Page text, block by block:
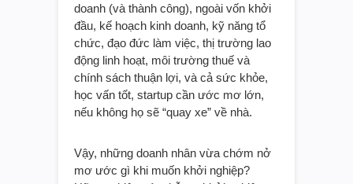
doanh (và thành công), ngoài vốn khởi
đầu, kế hoạch kinh doanh, kỹ năng tổ
chức, đạo đức làm việc, thị trường lao
động linh hoạt, môi trường thuế và
chính sách thuận lợi, và cả sức khỏe,
học vấn tốt, startup cần ước mơ lớn,
nếu không họ sẽ “quay xe” về nhà.
Vậy, những doanh nhân vừa chớm nở
mơ ước gì khi muốn khởi nghiệp?